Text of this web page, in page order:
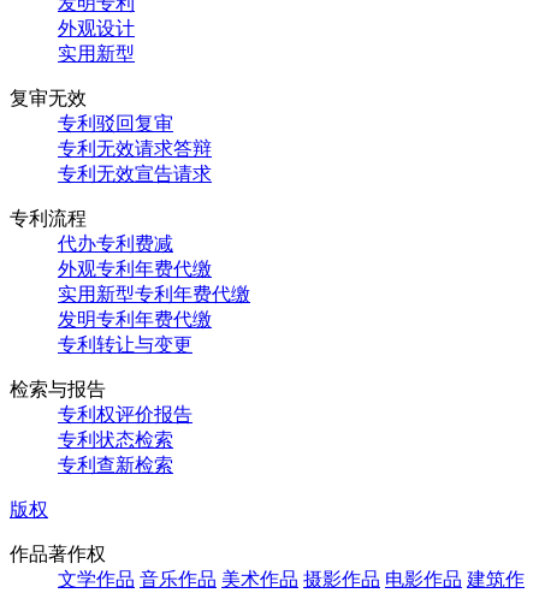
外观设计
实用新型
复审无效
专利驳回复审
专利无效请求答辩
专利无效宣告请求
专利流程
代办专利费减
外观专利年费代缴
实用新型专利年费代缴
发明专利年费代缴
专利转让与变更
检索与报告
专利权评价报告
专利状态检索
专利查新检索
版权
作品著作权
文学作品 音乐作品 美术作品 摄影作品 电影作品 建筑作